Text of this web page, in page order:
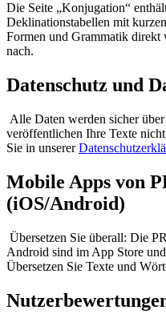
Die Seite „Konjugation“
Deklinationstabellen mit
Formen und Grammatik direkt
nach.
Datenschutz und
Alle Daten werden sicher
veröffentlichen Ihre Texte
Sie in unserer
Mobile Apps von
(iOS/Android)
Übersetzen Sie überall: Die
Android sind im App Store
Übersetzen Sie Texte und